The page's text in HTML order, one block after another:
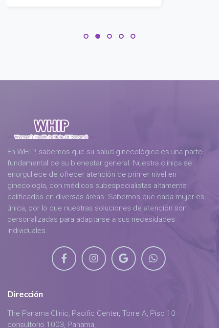
En WHIP, sabemos que su salud ginecológica es una parte
fundamental de su bienestar general. Nuestra clínica se
enorgullece de ofrecer atención de primer nivel en
ginecología, con médicos subespecialistas altamente
calificados en diversas áreas. Sabemos que cada mujer es
única, por lo que nuestras soluciones de atención son
personalizadas para adaptarse a sus necesidades
individuales.
Dirección
The Panama Clinic, Pacific Center, Torre A, Piso 10
consultorio 1003, Panama,